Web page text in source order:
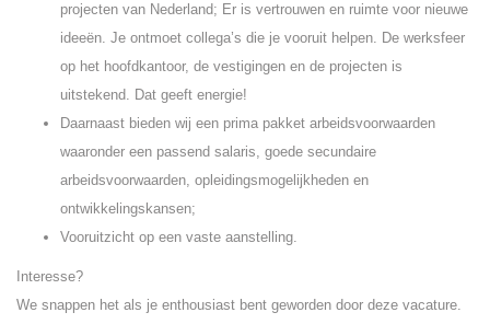
projecten van Nederland; Er is vertrouwen en ruimte voor nieuwe
ideeën. Je ontmoet collega’s die je vooruit helpen. De werksfeer
op het hoofdkantoor, de vestigingen en de projecten is
uitstekend. Dat geeft energie!
Daarnaast bieden wij een prima pakket arbeidsvoorwaarden
waaronder een passend salaris, goede secundaire
arbeidsvoorwaarden, opleidingsmogelijkheden en
ontwikkelingskansen;
Vooruitzicht op een vaste aanstelling.
Interesse?
We snappen het als je enthousiast bent geworden door deze vacature.